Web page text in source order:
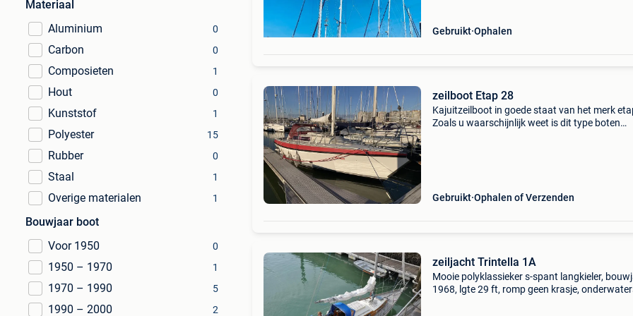
Materiaal
Aluminium
0
Carbon 0
Composieten 1
Hout 0
Kunststof 1
Polyester 15
Rubber 0
Staal 1
Overige materialen 1
Bouwjaar boot
Voor 1950
0
1950 – 1970 1
1970 – 1990 5
1990 – 2000 2
Gebruikt Ophalen
zeilboot Etap 28
Kajuitzeilboot in goede staat van het merk
Zoals u waarschijnlijk weet is dit type boten
Gebruikt Ophalen of Verzenden
zeiljacht Trintella 1A
Mooie polyklassieker s-spant langkieler,
1968, lgte 29 ft, romp geen krasje,